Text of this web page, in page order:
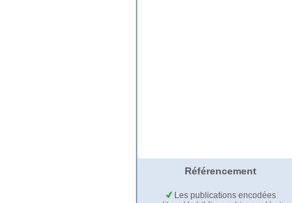
Référencement
Les publications encodées